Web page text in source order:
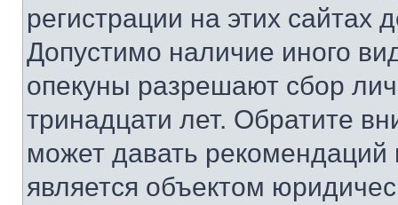
регистрации на этих сайтах
Допустимо наличие иного
опекуны разрешают сбор
тринадцати лет. Обратите
может давать
является объектом